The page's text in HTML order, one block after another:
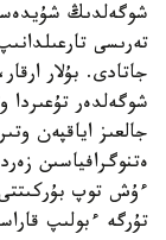
شوگەلدىڭ
تەرىسى
جاتادى. بۇلار
شوگەلدەر تۇعىردا
جالعىز اياقپەن
ەتنوگرافياسىن
تۇرگە ءبولىپ